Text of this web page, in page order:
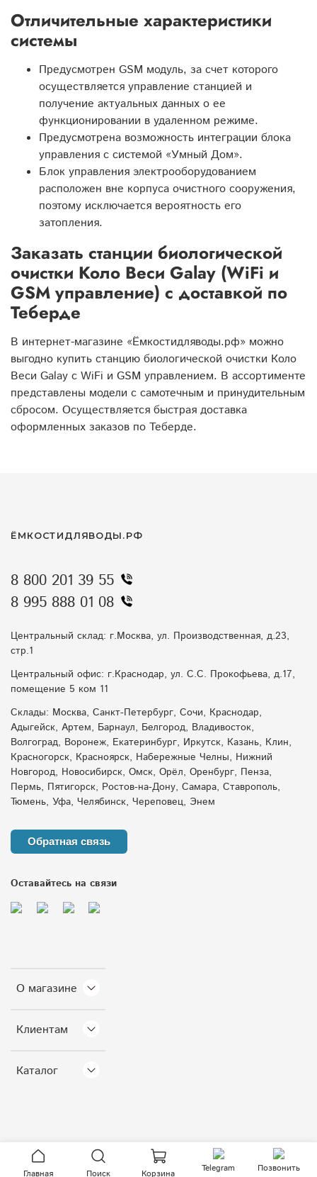
Отличительные характеристики
системы
Предусмотрен GSM модуль, за счет которого
осуществляется управление станцией и
получение актуальных данных о ее
функционировании в удаленном режиме.
Предусмотрена возможность интеграции блока
управления с системой «Умный Дом».
Блок управления электрооборудованием
расположен вне корпуса очистного сооружения,
поэтому исключается вероятность его
затопления.
Заказать станции биологической
очистки Коло Веси Galay (WiFi и
GSM управление) с доставкой по
Теберде
В интернет-магазине «Ёмкостидляводы.рф» можно
выгодно купить станцию биологической очистки Коло
Веси Galay с WiFi и GSM управлением. В ассортименте
представлены модели с самотечным и принудительным
сбросом. Осуществляется быстрая доставка
оформленных заказов по Теберде.
О магазине
Клиентам
Каталог
ЁМКОСТИДЛЯВОДЫ.РФ
8 800 201 39 55
8 995 888 01 08
Центральный склад: г.Москва, ул. Производственная, д.23,
стр.1
Центральный офис: г.Краснодар, ул. С.С. Прокофьева, д.17,
помещение 5 ком 11
Склады: Москва, Санкт-Петербург, Сочи, Краснодар,
Адыгейск, Артем, Барнаул, Белгород, Владивосток,
Волгоград, Воронеж, Екатеринбург, Иркутск, Казань, Клин,
Красногорск, Красноярск, Набережные Челны, Нижний
Новгород, Новосибирск, Омск, Орёл, Оренбург, Пенза,
Пермь, Пятигорск, Ростов-на-Дону, Самара, Ставрополь,
Тюмень, Уфа, Челябинск, Череповец, Энем
Обратная связь
Оставайтесь на связи
Главная Поиск Корзина Telegram Позвонить